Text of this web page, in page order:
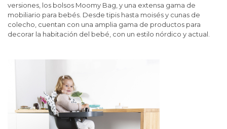
versiones, los bolsos Moomy Bag, y una extensa gama de
mobiliario para bebés. Desde tipis hasta moisés y cunas de
colecho, cuentan con una amplia gama de productos para
decorar la habitación del bebé, con un estilo nórdico y actual.